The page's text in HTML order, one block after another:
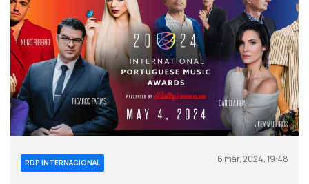
RDP INTERNACIONAL 6 mar, 2024, 19:48